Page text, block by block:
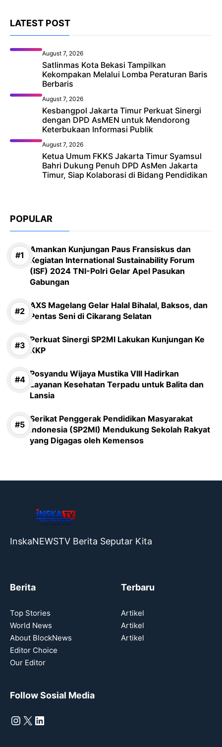
LATEST POST
August 7, 2026
Satlinmas Kota Bekasi Tampilkan
Kekompakan Melalui Lomba Peraturan Baris
Berbaris
August 7, 2026
Kesbangpol Jakarta Timur Perkuat Sinergi
dengan DPD AsMEN untuk Mendorong
Keterbukaan Informasi Publik
August 7, 2026
Ketua Umum FKKS Jakarta Timur Syamsul
Bahri Dukung Penuh DPD AsMen Jakarta
Timur, Siap Kolaborasi di Bidang Pendidikan
POPULAR
Amankan Kunjungan Paus Fransiskus dan
Kegiatan International Sustainability Forum
(ISF) 2024 TNI-Polri Gelar Apel Pasukan
Gabungan
AXS Magelang Gelar Halal Bihalal, Baksos, dan
Pentas Seni di Cikarang Selatan
Perkuat Sinergi SP2MI Lakukan Kunjungan Ke
KKP
Posyandu Wijaya Mustika VIII Hadirkan
Layanan Kesehatan Terpadu untuk Balita dan
Lansia
Serikat Penggerak Pendidikan Masyarakat
Indonesia (SP2MI) Mendukung Sekolah Rakyat
yang Digagas oleh Kemensos
InskaNEWSTV Berita Seputar Kita
Berita
Top Stories
World News
About BlockNews
Editor Choice
Our Editor
Terbaru
Artikel
Artikel
Artikel
Follow Sosial Media
Instagram
X LinkedIn